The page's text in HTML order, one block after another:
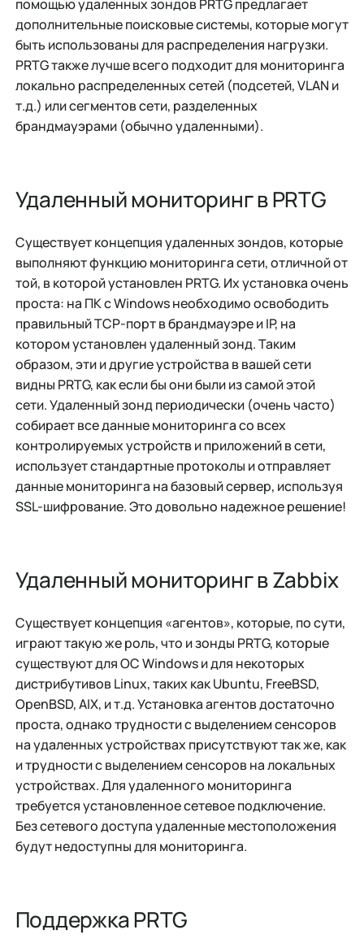
помощью удаленных зондов PRTG предлагает
дополнительные поисковые системы, которые могут
быть использованы для распределения нагрузки.
PRTG также лучше всего подходит для мониторинга
локально распределенных сетей (подсетей, VLAN и
т.д.) или сегментов сети, разделенных
брандмауэрами (обычно удаленными).
Удаленный мониторинг в PRTG
Существует концепция удаленных зондов, которые
выполняют функцию мониторинга сети, отличной от
той, в которой установлен PRTG. Их установка очень
проста: на ПК с Windows необходимо освободить
правильный TCP-порт в брандмауэре и IP, на
котором установлен удаленный зонд. Таким
образом, эти и другие устройства в вашей сети
видны PRTG, как если бы они были из самой этой
сети. Удаленный зонд периодически (очень часто)
собирает все данные мониторинга со всех
контролируемых устройств и приложений в сети,
использует стандартные протоколы и отправляет
данные мониторинга на базовый сервер, используя
SSL-шифрование. Это довольно надежное решение!
Удаленный мониторинг в Zabbix
Существует концепция «агентов», которые, по сути,
играют такую же роль, что и зонды PRTG, которые
существуют для ОС Windows и для некоторых
дистрибутивов Linux, таких как Ubuntu, FreeBSD,
OpenBSD, AIX, и т.д. Установка агентов достаточно
проста, однако трудности с выделением сенсоров
на удаленных устройствах присутствуют так же, как
и трудности с выделением сенсоров на локальных
устройствах. Для удаленного мониторинга
требуется установленное сетевое подключение.
Без сетевого доступа удаленные местоположения
будут недоступны для мониторинга.
Поддержка PRTG